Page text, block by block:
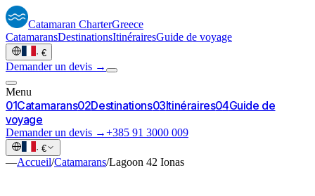
Catamaran CharterGreece
CatamaransDestinationsItinérairesGuide de voyage
· €
Demander un devis →
Menu
01Catamarans02Destinations03Itinéraires04Guide de
voyage
Demander un devis →+385 91 3000 009
· €
—Accueil/Catamarans/Lagoon 42 Ionas